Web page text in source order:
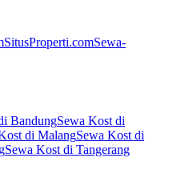
SitusProperti.comSewa-
BandungSewa Kost di
di MalangSewa Kost di
Sewa Kost di Tangerang